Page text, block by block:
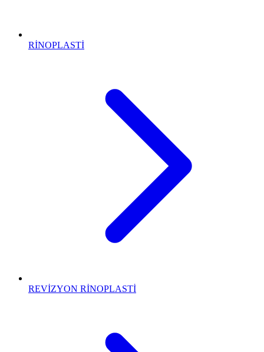
RİNOPLASTİ
REVİZYON RİNOPLASTİ